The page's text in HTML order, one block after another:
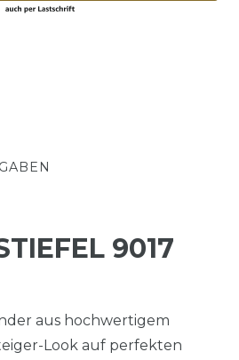
9017
aus hochwertigem
Look auf perfekten